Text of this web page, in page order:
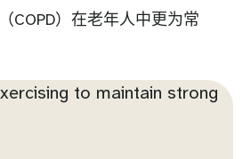
COPD）在老年人中更为常